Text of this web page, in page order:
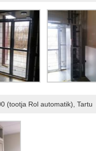
(tootja Rol automatik), Tartu